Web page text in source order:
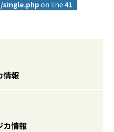
on line41
情報
カ情報